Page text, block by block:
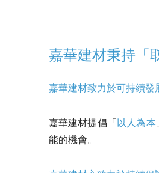
嘉華建材秉持「
嘉華建材致力於可持續發
嘉華建材提倡「 以人為本
能的機會。